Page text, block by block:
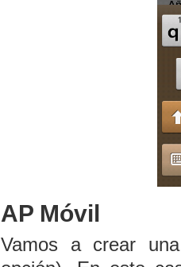
AP Móvil
Vamos a crear